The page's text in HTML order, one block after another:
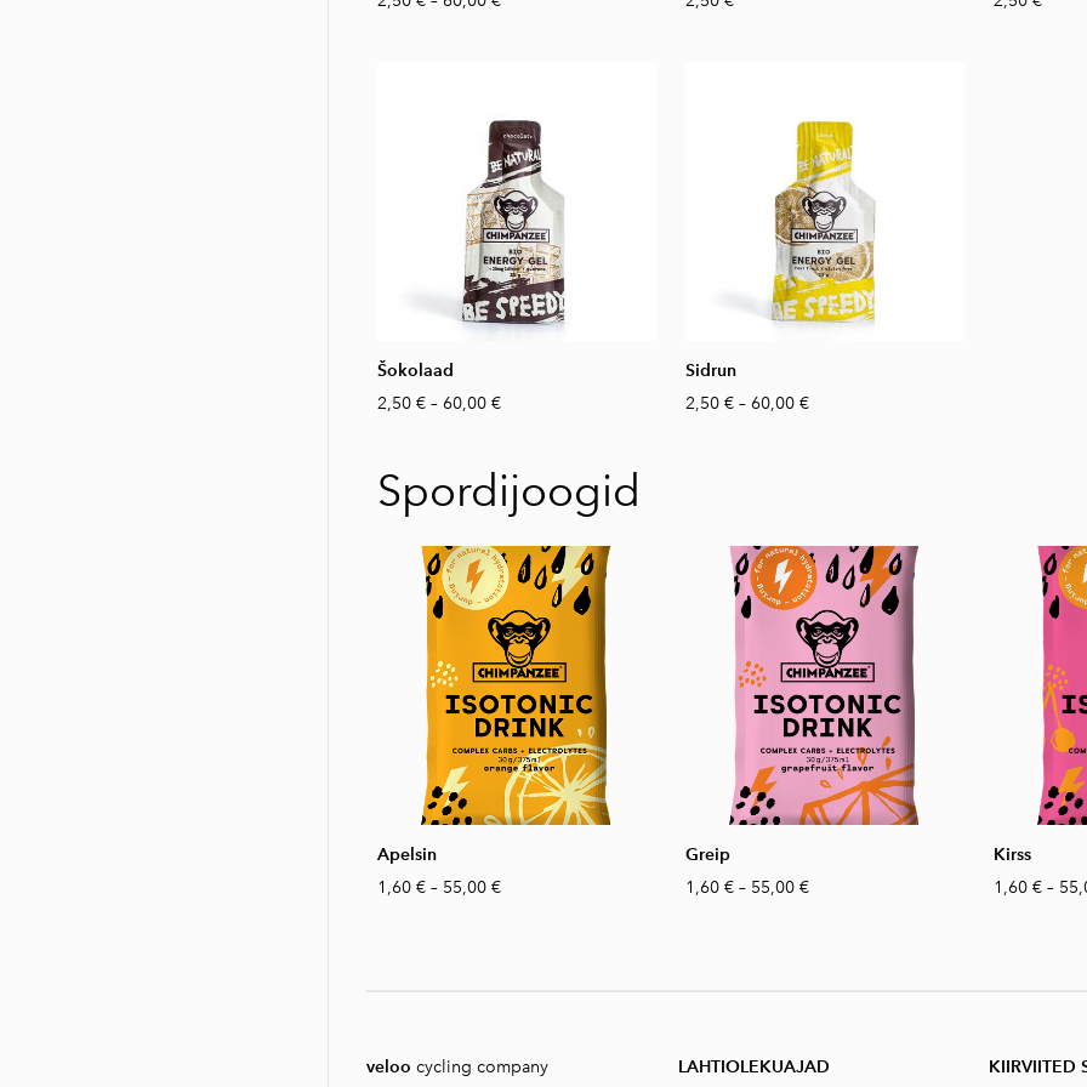
Šokolaad
2,50 € – 60,00 €
Sidrun
2,50 € – 60,00 €
Spordijoogid
Apelsin
1,60 € – 55,00 €
Greip
1,60 € – 55,00 €
Kirss
1,60 € –
veloo cycling company LAHTIOLEKUAJAD KIIRVIITED